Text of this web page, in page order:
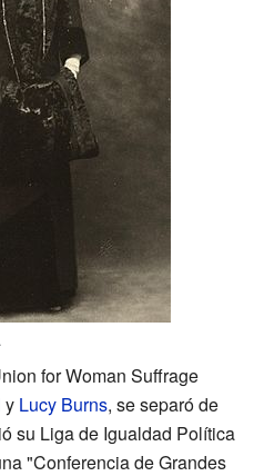
for Woman Suffrage
y Lucy Burns, se separó de
su Liga de Igualdad Política
"Conferencia de Grandes